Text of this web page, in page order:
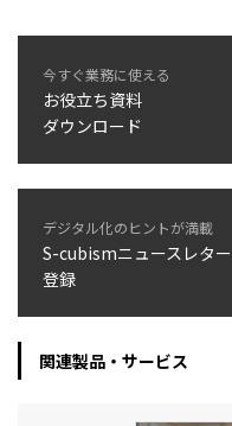
今すぐ業務に使える
お役立ち資料
ダウンロード
デジタル化のヒントが満載
S-cubismニュースレター
登録
関連製品・サービス